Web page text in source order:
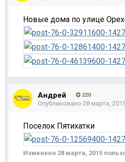
Новые дома по улице
Андрей 220
Опубликовано 28 марта,
Поселок Пятихатки
Изменено 28 марта, 2015